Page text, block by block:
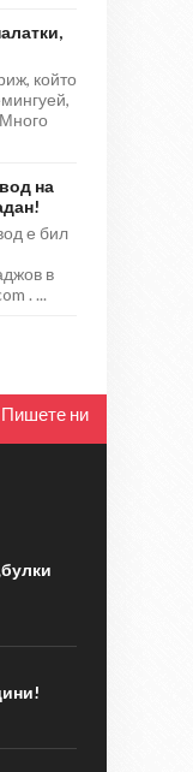
който
на
е бил
в
. ...
Пишете ни